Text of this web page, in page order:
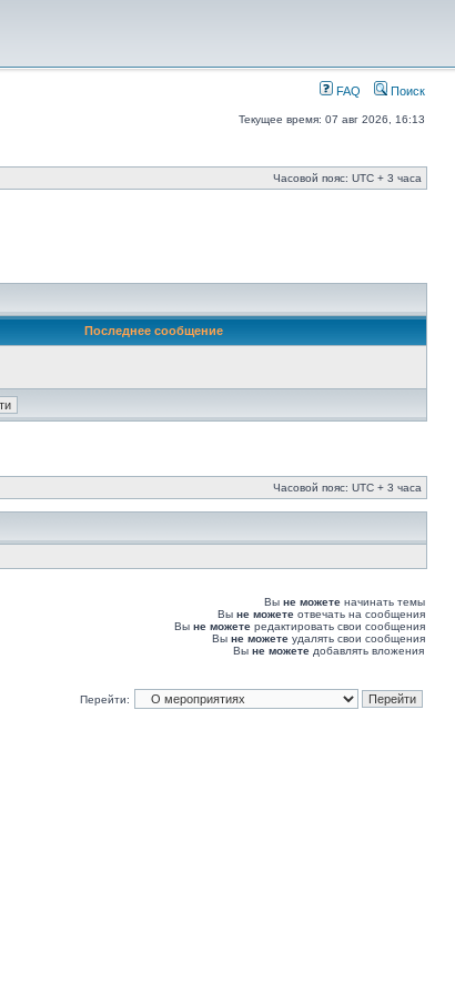
FAQ Поиск
Текущее время: 07 авг 2026, 16:13
Часовой пояс: UTC + 3 часа
Последнее сообщение
Часовой пояс: UTC + 3 часа
Вы не можете начинать темы
Вы не можете отвечать на сообщения
Вы не можете редактировать свои сообщения
Вы не можете удалять свои сообщения
Вы не можете добавлять вложения
Перейти: